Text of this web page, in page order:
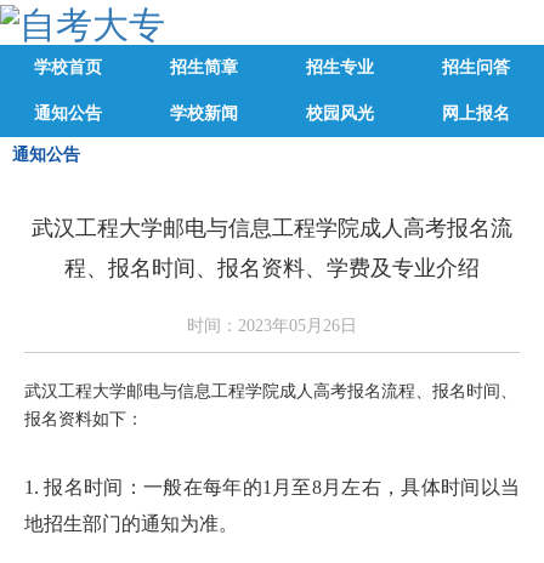
学校首页 招生简章 招生专业 招生问答
通知公告 学校新闻 校园风光 网上报名
通知公告
武汉工程大学邮电与信息工程学院成人高考报名流
程、报名时间、报名资料、学费及专业介绍
时间：2023年05月26日
武汉工程大学邮电与信息工程学院成人高考报名流程、报名时间、
报名资料如下：
1. 报名时间：一般在每年的1月至8月左右，具体时间以当
地招生部门的通知为准。